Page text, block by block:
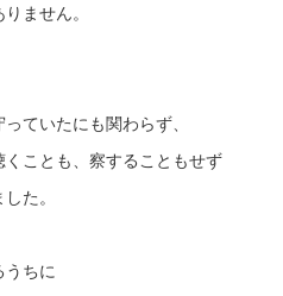
ません。
ていたにも関わらず、
ことも、察することもせず
た。
うちに